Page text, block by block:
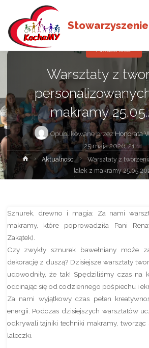
Warsztaty z
makramy
Opublikowane przezHonorata
25 maja 2026, 21:11
Aktualności
Strona
główna
Aktualności
Warsztaty z
lalek z makramy
Sznurek, drewno i magia: Za nami
makramy, które poprowadziła Pani
Zakątek).
Czy zwykły sznurek bawełniany może
dekorację z duszą? Dzisiejsze warsztaty
udowodniły, że tak! Spędziliśmy czas na
odcinając się od codziennego pośpiechu i
Za nami wyjątkowy czas pełen
energii. Podczas dzisiejszych warsztatów
odkrywali tajniki techniki makramy, tworząc
laleczki.